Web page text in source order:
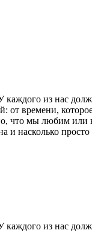
из нас
времени,
что мы любим
и насколько просто
из нас